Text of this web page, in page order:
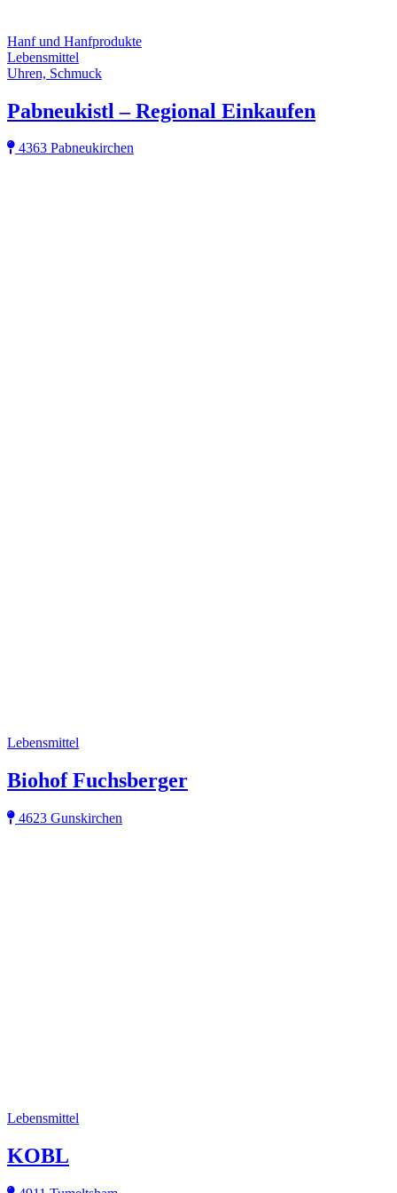
Hanf und Hanfprodukte
Lebensmittel
Uhren, Schmuck
Pabneukistl – Regional Einkaufen
4363 Pabneukirchen
Lebensmittel
Biohof Fuchsberger
4623 Gunskirchen
Lebensmittel
KOBL